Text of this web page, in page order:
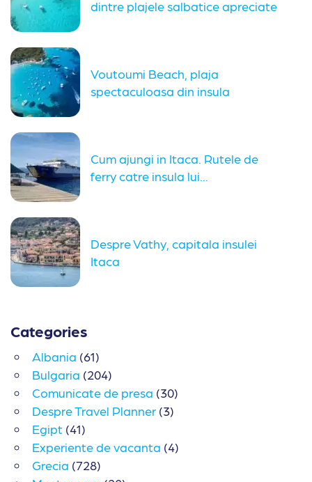
dintre plajele salbatice apreciate
Voutoumi Beach, plaja
spectaculoasa din insula
Cum ajungi in Itaca. Rutele de
ferry catre insula lui...
Despre Vathy, capitala insulei
Itaca
Categories
Albania (61)
Bulgaria (204)
Comunicate de presa (30)
Despre Travel Planner (3)
Egipt (41)
Experiente de vacanta (4)
Grecia (728)